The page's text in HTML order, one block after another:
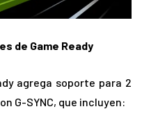
de Game Ready
agrega soporte para 2
G-SYNC, que incluyen: